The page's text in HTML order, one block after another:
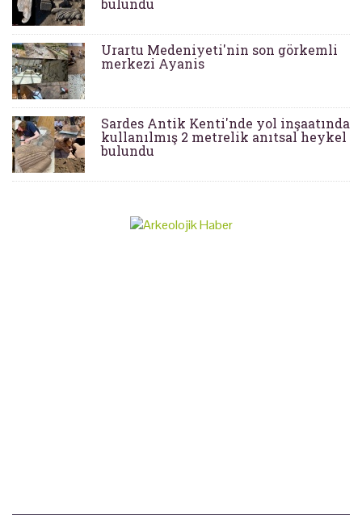
bulundu
Urartu Medeniyeti'nin son görkemli
merkezi Ayanis
Sardes Antik Kenti'nde yol inşaatında
kullanılmış 2 metrelik anıtsal heykel
bulundu